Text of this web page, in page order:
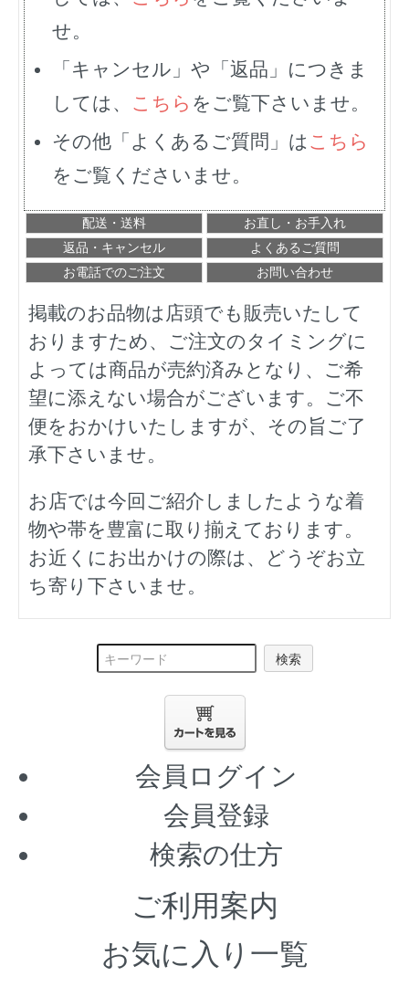
せ。
「キャンセル」や「返品」につきま
しては、 こちら をご覧下さいませ。
その他「よくあるご質問」は こちら
をご覧くださいませ。
配送・送料
お直し・お手入れ
返品・キャンセル
よくあるご質問
お電話でのご注文
お問い合わせ
掲載のお品物は店頭でも販売いたして
おりますため、ご注文のタイミングに
よっては商品が売約済みとなり、ご希
望に添えない場合がございます。ご不
便をおかけいたしますが、その旨ご了
承下さいませ。
お店では今回ご紹介しましたような着
物や帯を豊富に取り揃えております。
お近くにお出かけの際は、どうぞお立
ち寄り下さいませ。
検索
会員ログイン
会員登録
検索の仕方
ご利用案内
お気に入り一覧